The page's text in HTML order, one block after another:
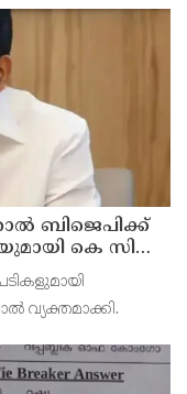
ബിജെപിക്ക്
കെ സി
വ്യക്തമാക്കി.